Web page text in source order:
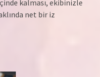
kalması, ekibinizle
net bir iz